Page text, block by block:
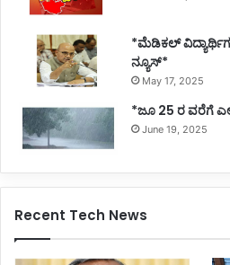
*ಮೆಡಿಕಲ್
ನ್ಯೂಸ್*
May 17, 2025
*ಜೂ 25 ರ ವರೆಗೆ
June 19, 2025
Recent Tech News